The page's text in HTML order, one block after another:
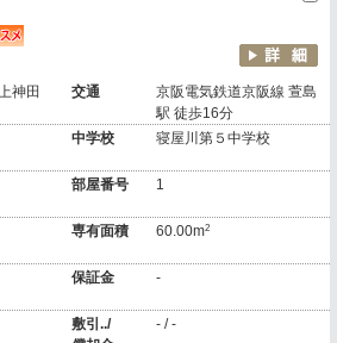
神田 交通
京阪電気鉄道京阪線 萱島
駅 徒歩16分
中学校 寝屋川第５中学校
部屋番号 1
専有面積 60.00m2
保証金 -
敷引../
- / -